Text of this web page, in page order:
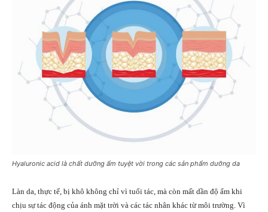
Hyaluronic acid là chất dưỡng ẩm tuyệt vời trong các sản phẩm dưỡng da
Làn da, thực tế, bị khô không chỉ vì tuổi tác, mà còn mất dần độ ẩm khi
chịu sự tác động của ánh mặt trời và các tác nhân khác từ môi trường. Vì